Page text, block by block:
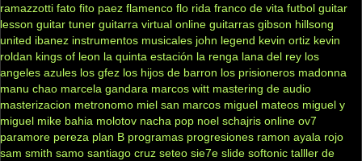
ramazzotti fato fito paez flamenco flo rida franco de vita futbol guitar
lesson guitar tuner guitarra virtual online guitarras gibson hillsong
united ibanez instrumentos musicales john legend kevin ortiz kevin
roldan kings of leon la quinta estación la renga lana del rey los
angeles azules los gfez los hijos de barron los prisioneros madonna
manu chao marcela gandara marcos witt mastering de audio
masterizacion metronomo miel san marcos miguel mateos miguel y
miguel mike bahia molotov nacha pop noel schajris online ov7
paramore pereza plan B programas progresiones ramon ayala rojo
sam smith samo santiago cruz seteo sie7e slide softonic talller de